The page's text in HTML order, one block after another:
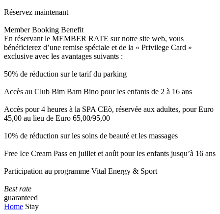
Réservez maintenant
Member Booking Benefit
En réservant le MEMBER RATE sur notre site web, vous
bénéficierez d’une remise spéciale et de la « Privilege Card »
exclusive avec les avantages suivants :
50% de réduction sur le tarif du parking
Accès au Club Bim Bam Bino pour les enfants de 2 à 16 ans
Accès pour 4 heures à la SPA CEò, réservée aux adultes, pour Euro
45,00 au lieu de Euro 65,00/95,00
10% de réduction sur les soins de beauté et les massages
Free Ice Cream Pass en juillet et août pour les enfants jusqu’à 16 ans
Participation au programme Vital Energy & Sport
Best rate
guaranteed
Home Stay